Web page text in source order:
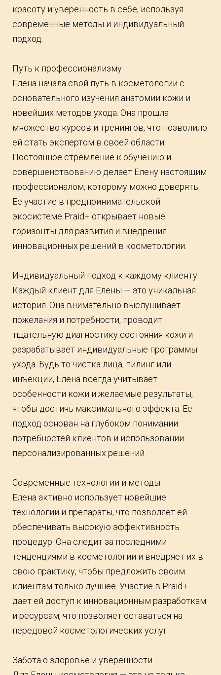
красоту и уверенность в себе, используя
современные методы и индивидуальный
подход.
Путь к профессионализму
Елена начала свой путь в косметологии с
основательного изучения анатомии кожи и
новейших методов ухода. Она прошла
множество курсов и тренингов, что позволило
ей стать экспертом в своей области.
Постоянное стремление к обучению и
совершенствованию делает Елену настоящим
профессионалом, которому можно доверять.
Ее участие в предпринимательской
экосистеме Praid+ открывает новые
горизонты для развития и внедрения
инновационных решений в косметологии.
Индивидуальный подход к каждому клиенту
Каждый клиент для Елены — это уникальная
история. Она внимательно выслушивает
пожелания и потребности, проводит
тщательную диагностику состояния кожи и
разрабатывает индивидуальные программы
ухода. Будь то чистка лица, пилинг или
инъекции, Елена всегда учитывает
особенности кожи и желаемые результаты,
чтобы достичь максимального эффекта. Ее
подход основан на глубоком понимании
потребностей клиентов и использовании
персонализированных решений.
Современные технологии и методы
Елена активно использует новейшие
технологии и препараты, что позволяет ей
обеспечивать высокую эффективность
процедур. Она следит за последними
тенденциями в косметологии и внедряет их в
свою практику, чтобы предложить своим
клиентам только лучшее. Участие в Praid+
дает ей доступ к инновационным разработкам
и ресурсам, что позволяет оставаться на
передовой косметологических услуг.
Забота о здоровье и уверенности